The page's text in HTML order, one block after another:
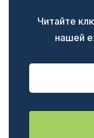
Читайте
нашей